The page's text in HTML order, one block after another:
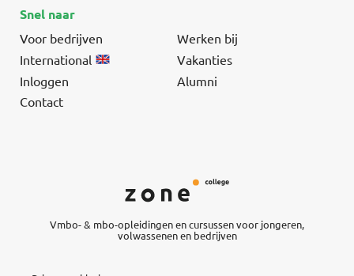
Snel naar
Voor bedrijven
Werken bij
International
Vakanties
Inloggen
Alumni
Contact
Vmbo- & mbo-opleidingen en cursussen voor jongeren,
volwassenen en bedrijven